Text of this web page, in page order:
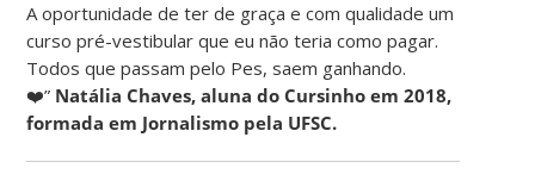
A oportunidade de ter de graça e com qualidade um
curso pré-vestibular que eu não teria como pagar.
Todos que passam pelo Pes, saem ganhando.
❤️” Natália Chaves, aluna do Cursinho em 2018,
formada em Jornalismo pela UFSC.